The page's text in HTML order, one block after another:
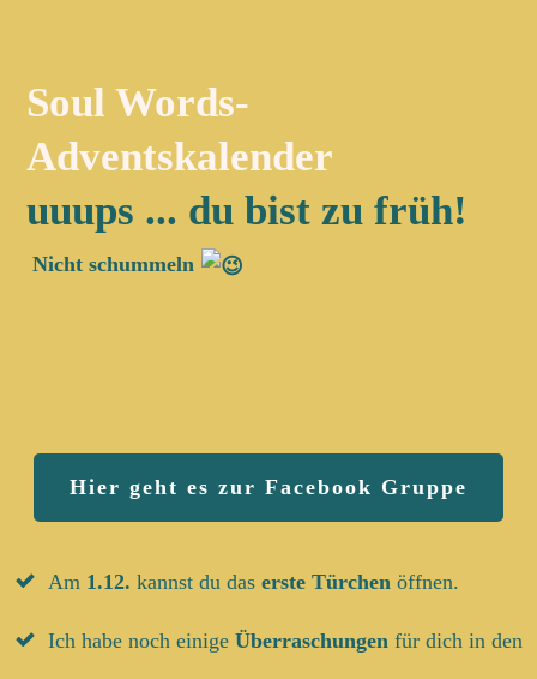
Soul Words-
Adventskalender
uuups ... du bist zu früh!
Nicht schummeln
Hier geht es zur Facebook Gruppe
Am 1.12. kannst du das erste Türchen öffnen.
Ich habe noch einige Überraschungen für dich in den